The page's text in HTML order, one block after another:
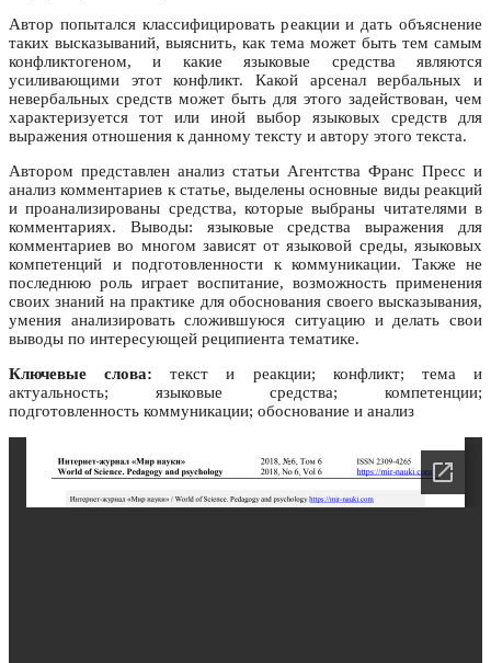
Автор попытался классифицировать реакции и дать объяснение
таких высказываний, выяснить, как тема может быть тем самым
конфликтогеном, и какие языковые средства являются
усиливающими этот конфликт. Какой арсенал вербальных и
невербальных средств может быть для этого задействован, чем
характеризуется тот или иной выбор языковых средств для
выражения отношения к данному тексту и автору этого текста.
Автором представлен анализ статьи Агентства Франс Пресс и
анализ комментариев к статье, выделены основные виды реакций
и проанализированы средства, которые выбраны читателями в
комментариях. Выводы: языковые средства выражения для
комментариев во многом зависят от языковой среды, языковых
компетенций и подготовленности к коммуникации. Также не
последнюю роль играет воспитание, возможность применения
своих знаний на практике для обоснования своего высказывания,
умения анализировать сложившуюся ситуацию и делать свои
выводы по интересующей реципиента тематике.
Ключевые слова: текст и реакции; конфликт; тема и
актуальность; языковые средства; компетенции;
подготовленность коммуникации; обоснование и анализ